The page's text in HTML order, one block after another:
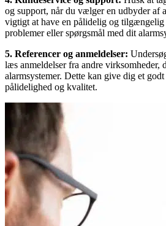
og support, når du vælger en udbyder af
vigtigt at have en pålidelig og tilgængelig
problemer eller spørgsmål med dit
5. Referencer og anmeldelser:
læs anmeldelser fra andre virksomheder,
alarmsystemer. Dette kan give dig et
pålidelighed og kvalitet.